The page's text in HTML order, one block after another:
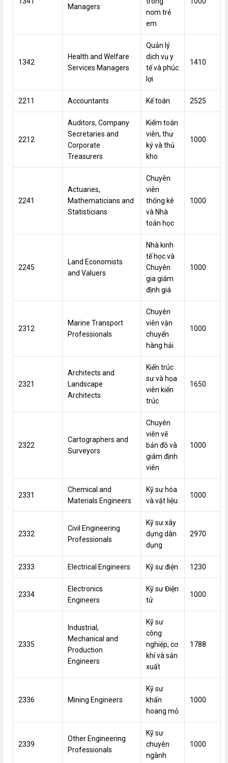
Managers
nom trẻ
em
1342
Health and Welfare
Services Managers
Quản lý
dịch vụ y
tế và phúc
lợi
1410
2211 Accountants Kế toán 2525
2212
Auditors, Company
Secretaries and
Corporate
Treasurers
Kiểm toán
viên, thư
ký và thủ
kho
1000
2241
Actuaries,
Mathematicians and
Statisticians
Chuyên
viên
thống kê
và Nhà
toán học
1000
2245
Land Economists
and Valuers
Nhà kinh
tế học và
Chuyên
giagiám
định giá
1000
2312
Marine Transport
Professionals
Chuyên
viênvận
chuyển
hàng hải
1000
2321
Architects and
Landscape
Architects
Kiến trúc
sư và họa
viên kiến
trúc
1650
2322
Cartographers and
Surveyors
Chuyên
viên vẽ
bản đồ và
giám định
viên
1000
2331
Chemical and
Materials Engineers
Kỹ sư hóa
và vật liệu
1000
2332
Civil Engineering
Professionals
Kỹ sư xây
dựng dân
dụng
2970
2333 Electrical Engineers Kỹ sư điện 1230
2334
Electronics
Engineers
Kỹ sư Điện
tử
1000
2335
Industrial,
Mechanical and
Production
Engineers
Kỹ sư
công
nghiệp, cơ
khí và sản
xuất
1788
2336 Mining Engineers
Kỹ sư
khẩn
hoang mỏ
1000
2339
Other Engineering
Professionals
Kỹ sư
chuyên
ngành
1000